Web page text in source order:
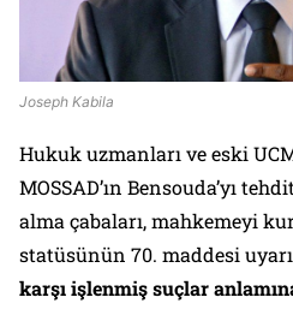
Joseph Kabila
Hukuk uzmanları ve eski
MOSSAD’ın Bensouda’yı
alma çabaları, mahkemeyi
statüsünün 70. maddesi
karşı işlenmiş suçlar